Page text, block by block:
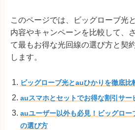
このページでは、ビッグローブ光
内容やキャンペーンを比較して、
て最もお得な光回線の選び方と契
します。
ビッグローブ光とauひかりを徹底比
auスマホとセットでお得な割引サー
auユーザー以外も必見！ビッグロー
の選び方